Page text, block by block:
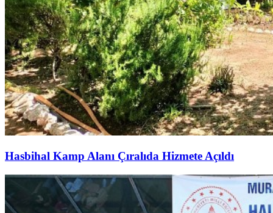
Hasbihal Kamp Alanı Çıralıda Hizmete Açıldı